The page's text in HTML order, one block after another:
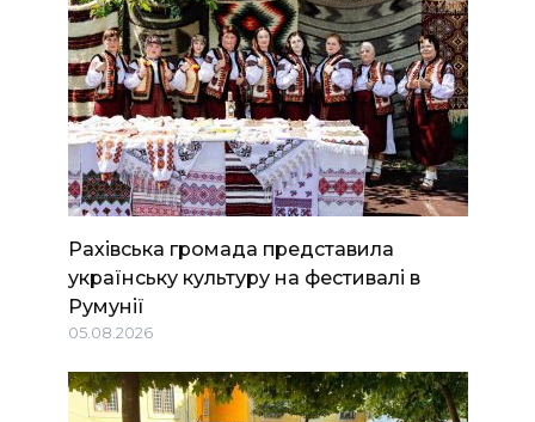
Рахівська громада представила
українську культуру на фестивалі в
Румунії
05.08.2026